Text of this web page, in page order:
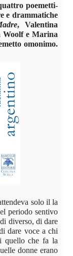
poemetti-
e drammatiche
, Valentina
Woolf e Marina
omonimo.
solo il la
periodo sentivo
diverso, di dare
dare voce a chi
quello che fa la
donne erano